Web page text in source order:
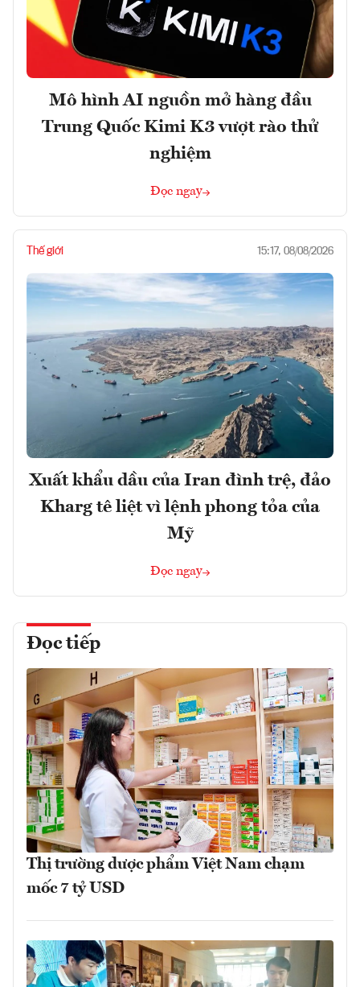
Mô hình AI nguồn mở hàng đầu
Trung Quốc Kimi K3 vượt rào thử
nghiệm
Đọc ngay
Thế giới 15:17, 08/08/2026
Xuất khẩu dầu của Iran đình trệ, đảo
Kharg tê liệt vì lệnh phong tỏa của
Mỹ
Đọc ngay
Đọc tiếp
Thị trường dược phẩm Việt Nam chạm
mốc 7 tỷ USD